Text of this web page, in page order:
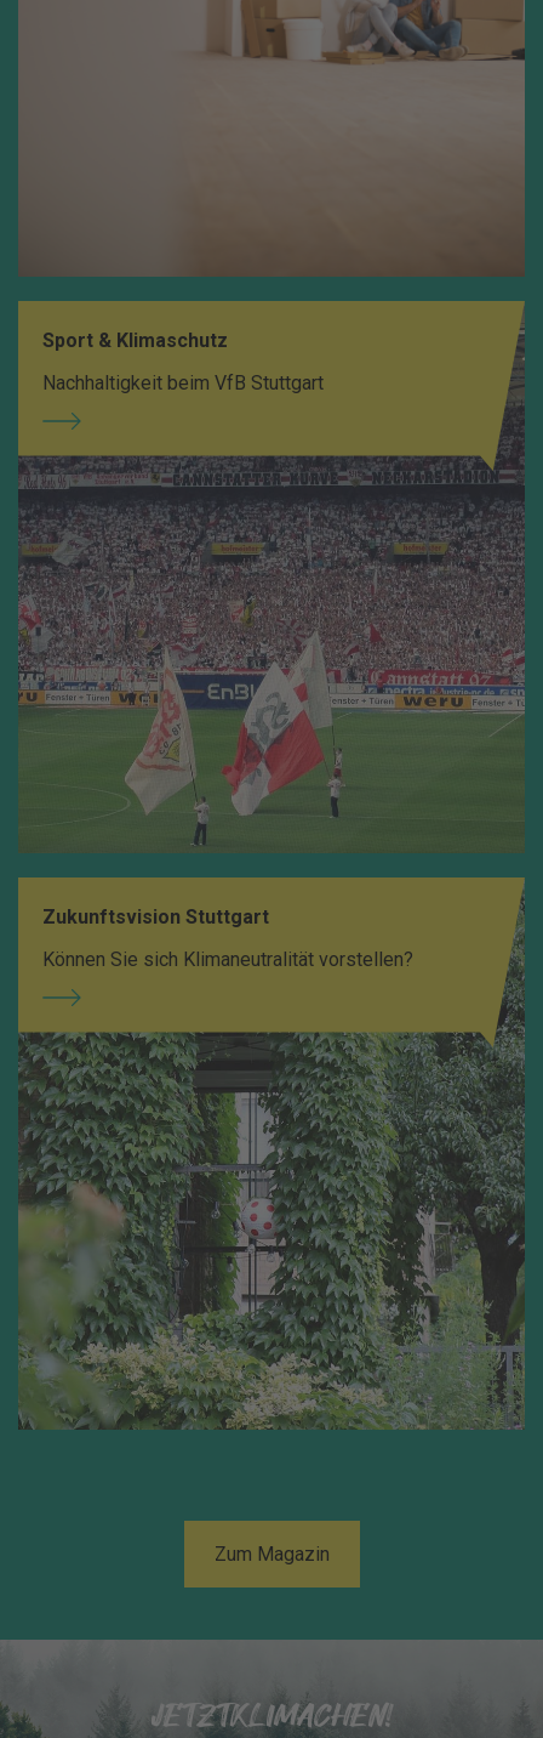
Sport & Klimaschutz
Nachhaltigkeit beim VfB Stuttgart
Zukunftsvision Stuttgart
Können Sie sich Klimaneutralität vorstellen?
Zum Magazin
JETZTKLIMACHEN!